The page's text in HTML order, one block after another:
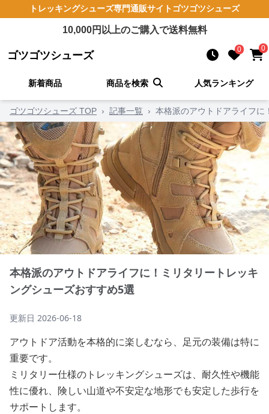
トレッキングシューズ専門通販サイト ゴツゴツシューズ
10,000円以上のご購入で送料無料
ゴツゴツシューズ 0 0
新着商品 商品を検索 人気ランキング
ゴツゴツシューズ TOP › 記事一覧 › 本格派のアウトドアライフに
本格派のアウトドアライフに！ミリタリートレッキ
ングシューズおすすめ5選
更新日 2026-06-18
アウトドア活動を本格的に楽しむなら、足元の装備は特に
重要です。
ミリタリー仕様のトレッキングシューズは、耐久性や機能
性に優れ、険しい山道や不安定な地形でも安定した歩行を
サポートします。